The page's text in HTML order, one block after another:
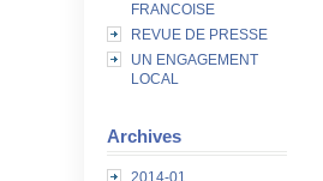
FRANCOISE
REVUE DE PRESSE
UN ENGAGEMENT
LOCAL
Archives
2014-01